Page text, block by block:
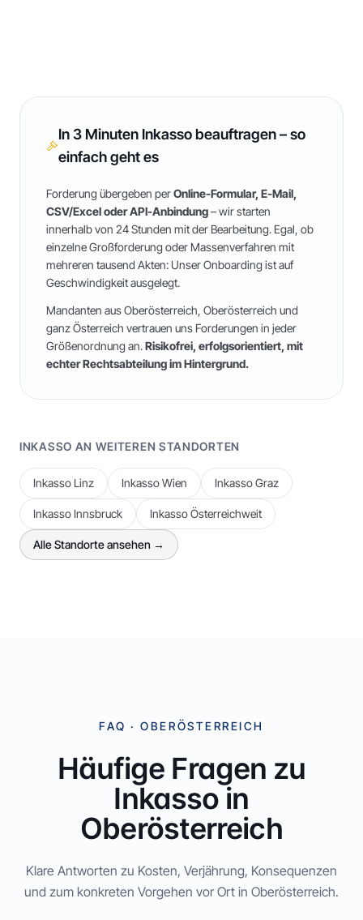
In 3 Minuten Inkasso beauftragen – so
einfach geht es
Forderung übergeben perOnline-Formular, E-Mail,
CSV/Excel oder API-Anbindung– wir starten
innerhalb von 24 Stunden mit der Bearbeitung. Egal, ob
einzelne Großforderung oder Massenverfahren mit
mehreren tausend Akten: Unser Onboarding ist auf
Geschwindigkeit ausgelegt.
Mandanten ausOberösterreich, Oberösterreich und
ganz Österreich vertrauen uns Forderungen in jeder
Größenordnung an.Risikofrei, erfolgsorientiert, mit
echter Rechtsabteilung im Hintergrund.
INKASSO AN WEITEREN STANDORTEN
Inkasso Linz InkassoWien InkassoGraz
Inkasso Innsbruck InkassoÖsterreichweit
Alle Standorte ansehen →
FAQ ·OBERÖSTERREICH
Häufige Fragen zu
Inkasso in
Oberösterreich
Klare Antworten zu Kosten, Verjährung, Konsequenzen
und zum konkreten Vorgehen vor Ort in Oberösterreich.